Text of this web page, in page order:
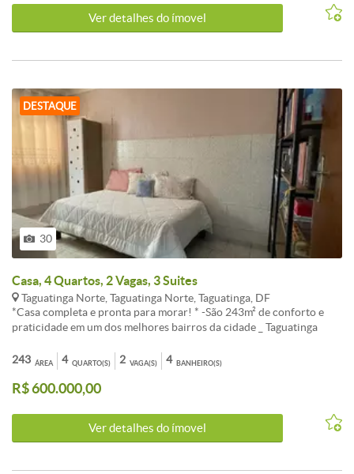
= Hall de entrada -Garagem para 2 carros , porte grande PISO
SUPERIOR -Solarium , isto é, área aberta com jardim suspenso -
particulares e Públicas R$ 680mil Agende sua visita e se encante!
Ver detalhes do ímovel
DESTAQUE
30
Casa, 4 Quartos, 2 Vagas, 3 Suites
Taguatinga Norte, Taguatinga Norte, Taguatinga, DF
*Casa completa e pronta para morar! * -São 243m² de conforto e
praticidade em um dos melhores bairros da cidade _ Taguatinga
arejada, com rica iluminação natural ! -Armários planejados em
todos os ambientes TÉRREO 4 quartos 3 suítes + 1 Banheiro social -
Sala ampla, iluminada naturalmente : integrando 3 ambientes __ sala
= Hall de entrada -Garagem para 2 carros , porte grande PISO
SUPERIOR -Solarium , isto é, área aberta com jardim suspenso -
ÁREA
243 QUARTO(S)
4 VAGA(S)
2 BANHEIRO(S)
4
R$ 600.000,00
Ver detalhes do ímovel